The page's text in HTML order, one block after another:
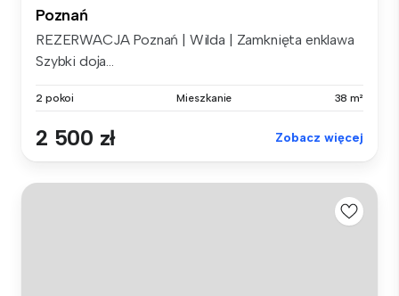
Poznań
REZERWACJA Poznań | Wilda | Zamknięta enklawa
Szybki doja...
2 pokoi Mieszkanie 38 m²
2 500 zł Zobacz więcej